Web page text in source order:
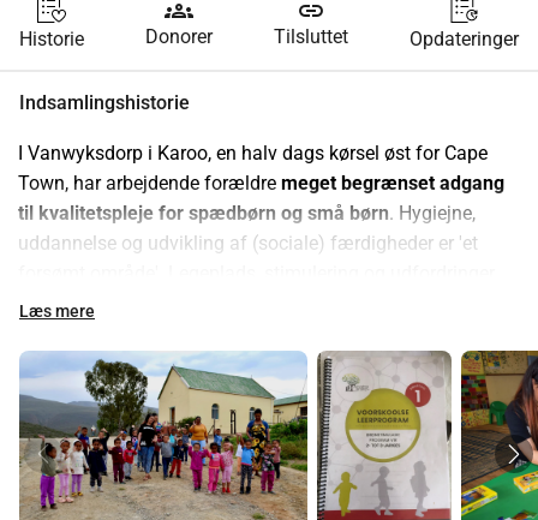
Historie
groups
Donorer
link
Tilsluttet Opdateringer
Indsamlingshistorie
I Vanwyksdorp i Karoo, en halv dags kørsel øst for Cape
Town, har arbejdende forældre meget begrænset adgang
til kvalitetspleje for spædbørn og små børn. Hygiejne,
uddannelse og udvikling af (sociale) færdigheder er 'et
for børn er sjældne.
menneskes sprogfornemmelse, kognitive og
problemløsende evner, regnefærdigheder, fin- og
grovmotorik osv., forudsat at der bliver givet passende
stimulering. Hvis dette fundament ikke lægges i de
formative år, kan dette fravær kun begrænset og med stor
besvær indhentes senere; med andre ord er efterslæbet
Læs mere